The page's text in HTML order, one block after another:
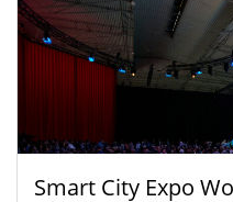
Smart City Expo